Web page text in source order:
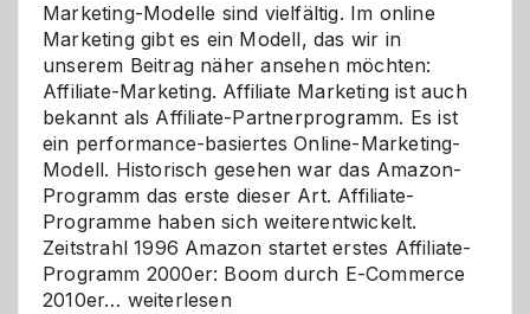
Marketing-Modelle sind vielfältig. Im online
Marketing gibt es ein Modell, das wir in
unserem Beitrag näher ansehen möchten:
Affiliate-Marketing. Affiliate Marketing ist auch
bekannt als Affiliate-Partnerprogramm. Es ist
ein performance-basiertes Online-Marketing-
Modell. Historisch gesehen war das Amazon-
Programm das erste dieser Art. Affiliate-
Programme haben sich weiterentwickelt.
Zeitstrahl 1996 Amazon startet erstes Affiliate-
Programm 2000er: Boom durch E-Commerce
2010er… Affiliate-
weiterlesen